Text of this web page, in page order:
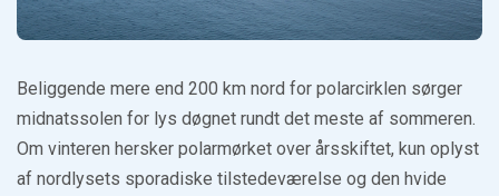
Beliggende mere end 200 km nord for polarcirklen sørger
midnatssolen for lys døgnet rundt det meste af sommeren.
Om vinteren hersker polarmørket over årsskiftet, kun oplyst
af nordlysets sporadiske tilstedeværelse og den hvide